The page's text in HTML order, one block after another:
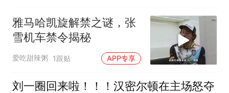
雅马哈凯旋解禁之谜，张
雪机车禁令揭秘
爱吃甜辣粥 1跟贴 APP专享
刘一圈回来啦！！！汉密尔顿在主场怒夺